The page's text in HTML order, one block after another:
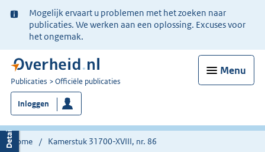
Ter
informatie:
Mogelijk ervaart u problemen met het zoeken naar
publicaties. We werken aan een oplossing. Excuses voor
het ongemak.
Menu
U
bent
nu
hier:
Publicaties Officiële publicaties
Inloggen
Home Kamerstuk 31700-XVIII, nr. 86